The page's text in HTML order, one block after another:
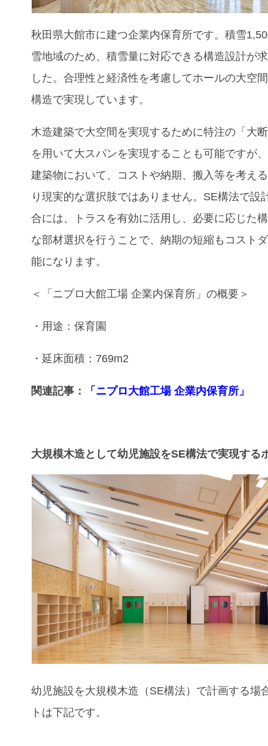
秋田県大館市に建つ企業内保育所です。積雪
雪地域のため、積雪量に対応できる構造設計が
した。合理性と経済性を考慮してホールの大空
構造で実現しています。
木造建築で大空間を実現するために特注の「大
を用いて大スパンを実現することも可能ですが
建築物において、コストや納期、搬入等を考え
り現実的な選択肢ではありません。SE構法で設
合には、トラスを有効に活用し、必要に応じた
な部材選択を行うことで、納期の短縮もコスト
能になります。
＜「ニプロ大館工場 企業内保育所」の概要＞
・用途：保育園
・延床面積：769m2
関連記事： 「ニプロ大館工場 企業内保育所」
大規模木造として幼児施設をSE構法で実現する
幼児施設を大規模木造（SE構法）で計画する場
トは下記です。